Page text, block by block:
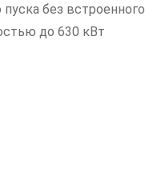
без встроенного
до 630 кВт